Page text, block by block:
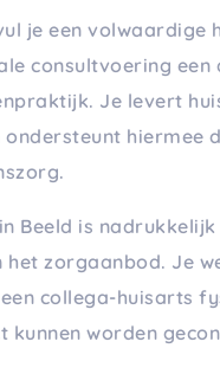
je een volwaardige
consultvoering
Je levert
ondersteunt hiermee
Beeld is
zorgaanbod. Je
collega-huisarts
worden